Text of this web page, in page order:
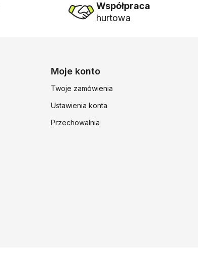
Współpraca
hurtowa
Moje konto
Twoje zamówienia
Ustawienia konta
Przechowalnia